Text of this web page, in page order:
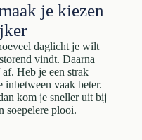
je kiezen
daglicht je wilt
vindt. Daarna
Heb je een strak
inbetween vaak beter.
kom je sneller uit bij
soepelere plooi.